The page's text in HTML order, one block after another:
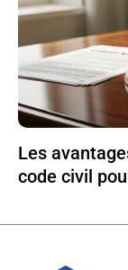
Les
code civil